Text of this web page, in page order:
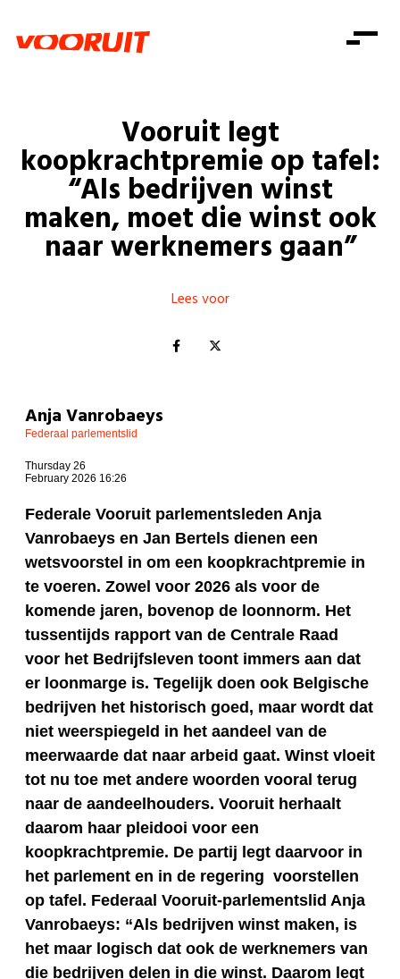
Zorg
Gelijke kansen
Welzijn
Consumentenbescherming
Pensioenen
Onze mensen
Standpunten
Vacatures
Doe mee
Doe mee
Word lid
Mis niets
Shop
Zoeken
Login
Login
Doe mee
Vooruit legt
koopkrachtpremie op tafel:
“Als bedrijven winst
maken, moet die winst ook
naar werknemers gaan”
Lees voor
Anja Vanrobaeys
Federaal parlementslid
Thursday 26
February 2026 16:26
Federale Vooruit parlementsleden Anja
Vanrobaeys en Jan Bertels dienen een
wetsvoorstel in om een koopkrachtpremie in
te voeren. Zowel voor 2026 als voor de
komende jaren, bovenop de loonnorm. Het
tussentijds rapport van de Centrale Raad
voor het Bedrijfsleven toont immers aan dat
er loonmarge is. Tegelijk doen ook Belgische
bedrijven het historisch goed, maar wordt dat
niet weerspiegeld in het aandeel van de
meerwaarde dat naar arbeid gaat. Winst vloeit
tot nu toe met andere woorden vooral terug
naar de aandeelhouders. Vooruit herhaalt
daarom haar pleidooi voor een
koopkrachtpremie. De partij legt daarvoor in
het parlement en in de regering voorstellen
op tafel. Federaal Vooruit-parlementslid Anja
Vanrobaeys: “Als bedrijven winst maken, is
het maar logisch dat ook de werknemers van
die bedrijven delen in die winst. Daarom legt